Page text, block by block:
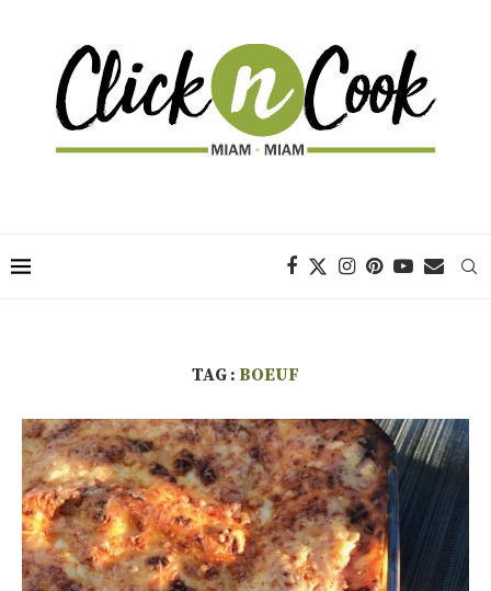
TAG : BOEUF